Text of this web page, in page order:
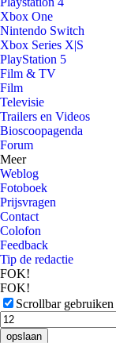
Xbox One
Nintendo Switch
Xbox Series X|S
PlayStation 5
Film & TV
Film
Televisie
Trailers en Videos
Bioscoopagenda
Forum
Meer
Weblog
Fotoboek
Prijsvragen
Contact
Colofon
Feedback
Tip de redactie
FOK!
FOK!
Scrollbar gebruiken
opslaan